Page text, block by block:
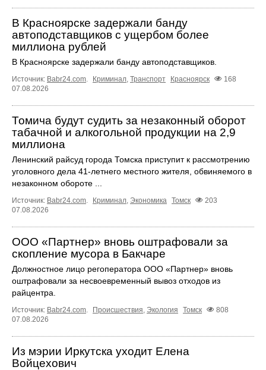
В Красноярске задержали банду
автоподставщиков с ущербом более
миллиона рублей
В Красноярске задержали банду автоподставщиков.
Источник: Babr24.com Криминал Транспорт Красноярск
168
07.08.2026
Томича будут судить за незаконный оборот
табачной и алкогольной продукции на 2,9
миллиона
Ленинский райсуд города Томска приступит к рассмотрению
уголовного дела 41-летнего местного жителя, обвиняемого в
незаконном обороте ...
Источник: Babr24.com Криминал Экономика Томск
203
07.08.2026
ООО «Партнер» вновь оштрафовали за
скопление мусора в Бакчаре
Должностное лицо регоператора ООО «Партнер» вновь
оштрафовали за несвоевременный вывоз отходов из
райцентра.
Источник: Babr24.com. Происшествия, Экология Томск
808
07.08.2026
Из мэрии Иркутска уходит Елена
Войцехович